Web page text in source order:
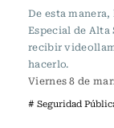
De esta
Especial de Alta
recibir
hacerlo.
Viernes 8 de
# Seguridad